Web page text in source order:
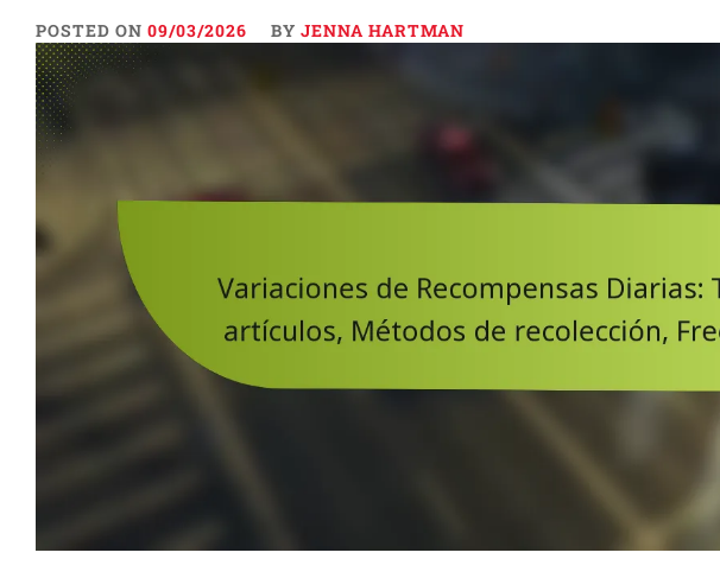
POSTED ON 09/03/2026 BY JENNA HARTMAN